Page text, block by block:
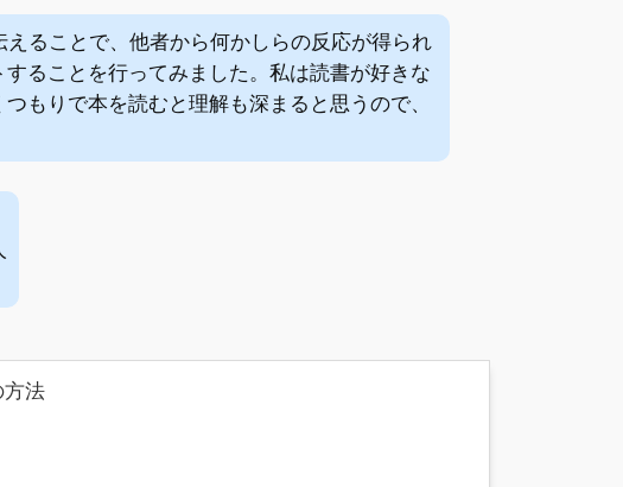
ることで、他者から何かしらの反応が得られ
ることを行ってみました。私は読書が好きな
もりで本を読むと理解も深まると思うので、
法